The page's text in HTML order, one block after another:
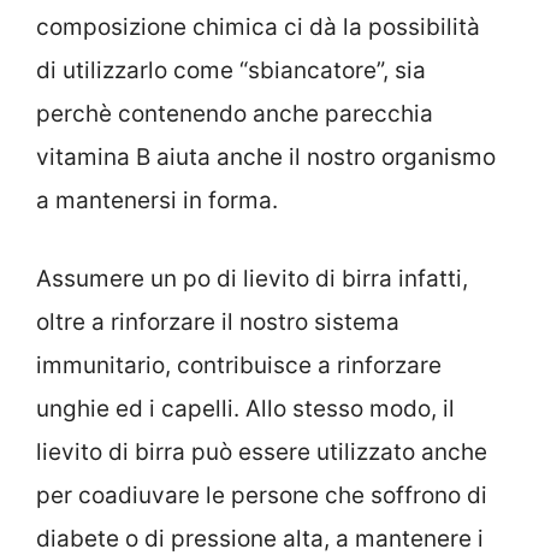
composizione chimica ci dà la possibilità
di utilizzarlo come “sbiancatore”, sia
perchè contenendo anche parecchia
vitamina B aiuta anche il nostro organismo
a mantenersi in forma.
Assumere un po di lievito di birra infatti,
oltre a rinforzare il nostro sistema
immunitario, contribuisce a rinforzare
unghie ed i capelli. Allo stesso modo, il
lievito di birra può essere utilizzato anche
per coadiuvare le persone che soffrono di
diabete o di pressione alta, a mantenere i